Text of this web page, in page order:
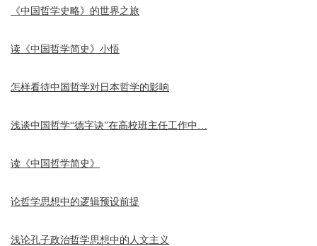
《中国哲学史略》的世界之旅
读《中国哲学简史》小悟
怎样看待中国哲学对日本哲学的影响
浅谈中国哲学“德字诀”在高校班主任工作中…
读《中国哲学简史》
论哲学思想中的逻辑预设前提
浅论孔子政治哲学思想中的人文主义